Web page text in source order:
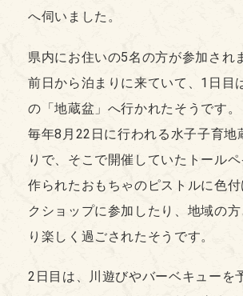
へ伺いました。
県内にお住いの5名の方が参加され
前日から泊まりに来ていて、1日目
の「地蔵盆」へ行かれたそうです。
毎年8月22日に行われる水子子育地
りで、そこで開催していたトール
作られたおもちゃのピストルに色
クショップに参加したり、地域の
り楽しく過ごされたそうです。
2日目は、川遊びやバーベキューを